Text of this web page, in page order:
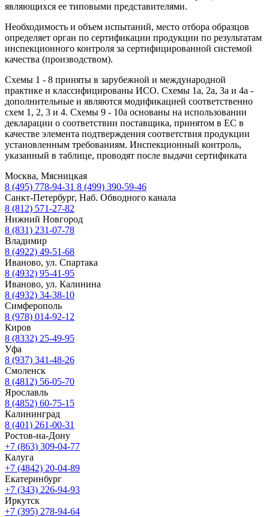
являющихся ее типовыми представителями.
Необходимость и объем испытаний, место отбора образцов
определяет орган по сертификации продукции по результатам
инспекционного контроля за сертифицированной системой
качества (производством).
Схемы 1 - 8 приняты в зарубежной и международной
практике и классифицированы ИСО. Схемы 1а, 2а, 3а и 4а -
дополнительные и являются модификацией соответственно
схем 1, 2, 3 и 4. Схемы 9 - 10а основаны на использовании
декларации о соответствии поставщика, принятом в ЕС в
качестве элемента подтверждения соответствия продукции
установленным требованиям. Инспекционный контроль,
указанный в таблице, проводят после выдачи сертификата
Москва, Мясницкая
8 (495) 778-94-31 8 (499) 390-59-46
Санкт-Петербург, Наб. Обводного канала
8 (812) 571-27-82
Нижний Новгород
8 (831) 231-07-78
Владимир
8 (4922) 49-51-68
Иваново, ул. Спартака
8 (4932) 95-41-95
Иваново, ул. Калинина
8 (4932) 34-38-10
Симферополь
8 (978) 014-92-12
Киров
8 (8332) 25-49-95
Уфа
8 (937) 341-48-26
Смоленск
8 (4812) 56-05-70
Ярославль
8 (4852) 60-75-15
Калининград
8 (401) 261-00-31
Ростов-на-Дону
+7 (863) 309-04-77
Калуга
+7 (4842) 20-04-89
Екатеринбург
+7 (343) 226-94-93
Иркутск
+7 (395) 278-94-64